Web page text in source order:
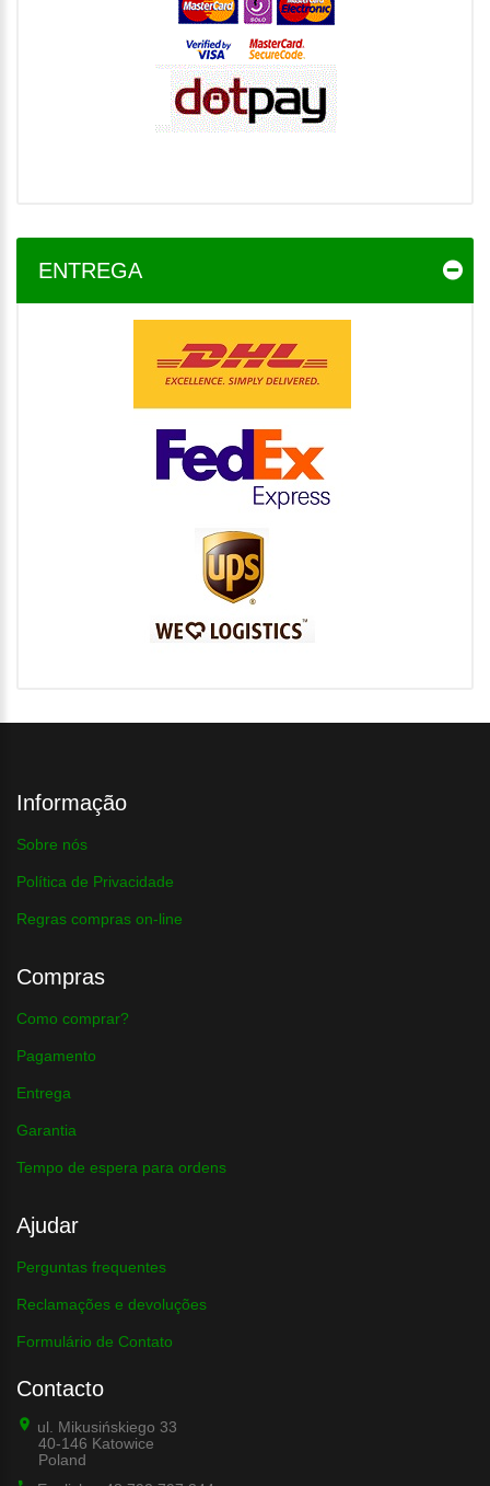
ENTREGA
Informação
Sobre nós
Política de Privacidade
Regras compras on-line
Compras
Como comprar?
Pagamento
Entrega
Garantia
Tempo de espera para ordens
Ajudar
Perguntas frequentes
Reclamações e devoluções
Formulário de Contato
Contacto
ul. Mikusińskiego 33
40-146 Katowice
Poland